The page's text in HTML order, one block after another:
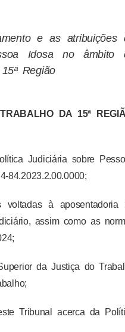
e as atribuições
Idosa no âmbito
Região
DA 15ª
Judiciária sobre
84.2023.2.00.0000;
à aposentadoria
assim como as
da Justiça do
Tribunal acerca da